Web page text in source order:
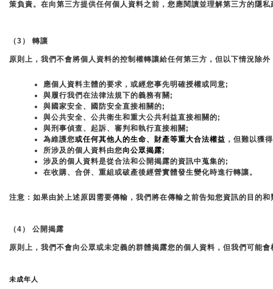
策負責。在向第三方提供任何個人資料之前，您應閱讀並理解第三方的隱
（3） 轉讓
原則上，我們不會將個人資料的控制權轉讓給任何第三方，但以下情況除外
應個人資料主體的要求，或經您事先明確授權或同意;
與履行我們在法律法規下的義務有關;
與國家安全、國防安全直接相關的;
與公共安全、公共衛生和重大公共利益直接相關的;
與刑事偵查、起訴、審判和執行直接相關;
為維護您或任何其他人的生命、財產等重大合法權益 ，但難以獲
所涉及的個人資料由您向公眾揭露;
涉及的個人資料是從合法和公開揭露的資訊中蒐集的;
在收購、合併、重組或破產後經營實體發生變化時進行轉讓。
注意：如果由於上述原因需要傳輸，我們將在傳輸之前告知您資訊的目的
（4） 公開揭露
原則上，我們不會向公眾或未定義的群體揭露您的個人資料，但我們可能
未成年人